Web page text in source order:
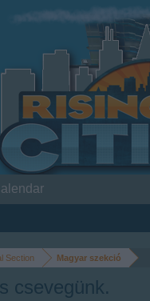
Section Magyar szekció
csevegünk.